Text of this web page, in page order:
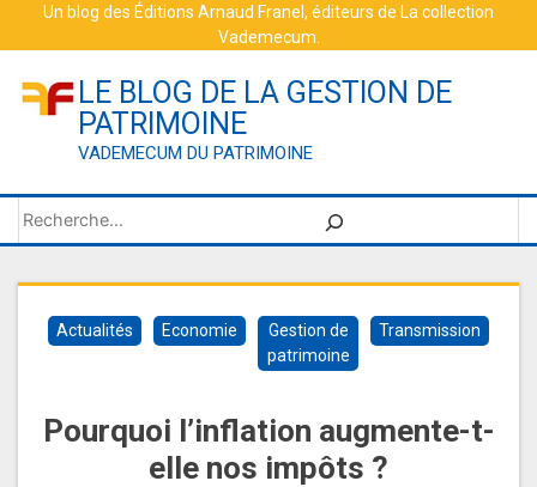
Un blog des Éditions Arnaud Franel , éditeurs de La collection
Vademecum
LE BLOG DE LA GESTION DE
PATRIMOINE
VADEMECUM DU PATRIMOINE
Rechercher
Actualités Economie
Gestion de
patrimoine
Transmission
Pourquoi l’inflation augmente-t-
elle nos impôts ?